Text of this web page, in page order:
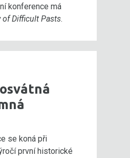
konference má
of Difficult Pasts.
se koná při
první historické